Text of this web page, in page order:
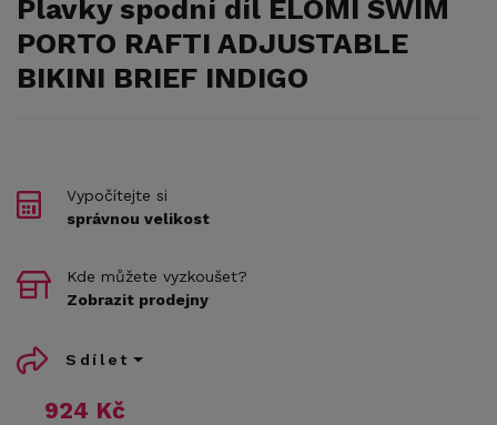
Plavky spodní díl ELOMI SWIM
PORTO RAFTI ADJUSTABLE
BIKINI BRIEF INDIGO
924 Kč
Vypočítejte si
správnou velikost
Kde můžete vyzkoušet?
Zobrazit prodejny
Sdílet